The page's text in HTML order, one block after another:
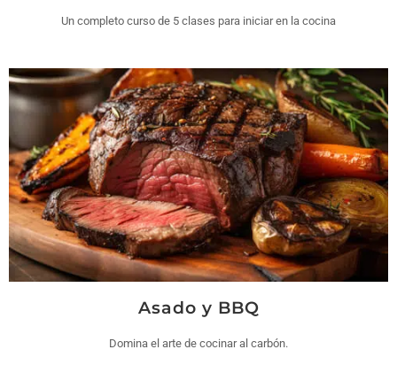
Un completo curso de 5 clases para iniciar en la cocina
Asado y BBQ
Domina el arte de cocinar al carbón.